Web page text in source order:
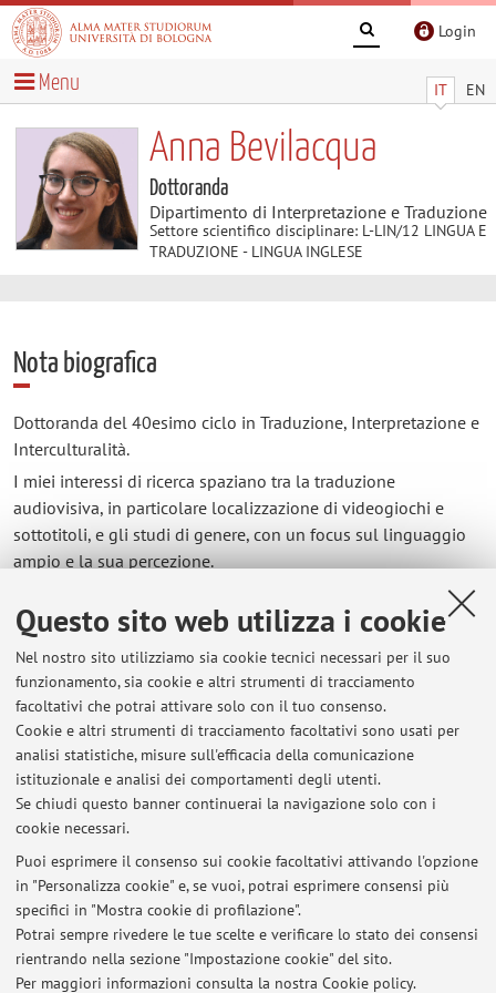
Questo sito web utilizza i cookie
Nel nostro sito utilizziamo sia cookie tecnici necessari per il suo
funzionamento, sia cookie e altri strumenti di tracciamento
facoltativi che potrai attivare solo con il tuo consenso.
Cookie e altri strumenti di tracciamento facoltativi sono usati per
analisi statistiche, misure sull'efficacia della comunicazione
istituzionale e analisi dei comportamenti degli utenti.
Se chiudi questo banner continuerai la navigazione solo con i
cookie necessari.
Puoi esprimere il consenso sui cookie facoltativi attivando l'opzione
in "Personalizza cookie" e, se vuoi, potrai esprimere consensi più
specifici in "Mostra cookie di profilazione".
Potrai sempre rivedere le tue scelte e verificare lo stato dei consensi
rientrando nella sezione "Impostazione cookie" del sito.
Per maggiori informazioni consulta la nostra Cookie policy.
Login
IT EN
Menu
Anna Bevilacqua
Dottoranda
Dipartimento di Interpretazione e Traduzione
Settore scientifico disciplinare: L-LIN/12 LINGUA E
TRADUZIONE - LINGUA INGLESE
Nota biografica
Dottoranda del 40esimo ciclo in Traduzione, Interpretazione e
Interculturalità.
I miei interessi di ricerca spaziano tra la traduzione
audiovisiva, in particolare localizzazione di videogiochi e
sottotitoli, e gli studi di genere, con un focus sul linguaggio
ampio e la sua percezione.
Contatti
E-mail: anna.bevilacqua@unibo.it
Dipartimento di Interpretazione e Traduzione
Corso della Repubblica 136, Forlì -
Vai alla mappa
Ultimi avvisi
Al momento non sono presenti avvisi.